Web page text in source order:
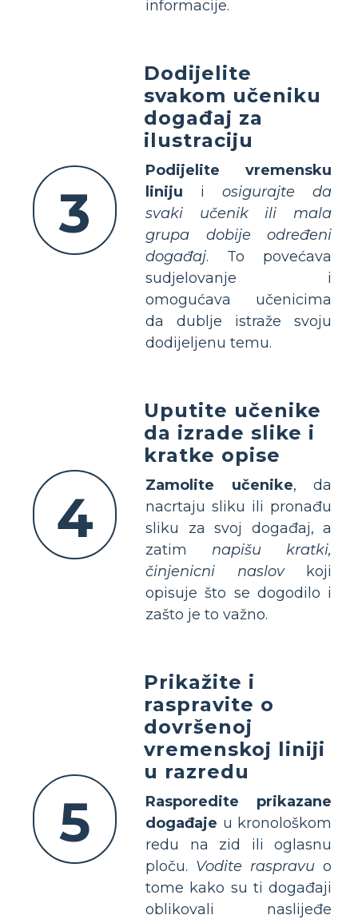
informacije.
3
Dodijelite
svakom učeniku
događaj za
ilustraciju
Podijelite vremensku
liniju i osigurajte da
svaki učenik ili mala
grupa dobije određeni
događaj. To povećava
sudjelovanje i
omogućava učenicima
da dublje istraže svoju
dodijeljenu temu.
4
Uputite učenike
da izrade slike i
kratke opise
Zamolite učenike, da
nacrtaju sliku ili pronađu
sliku za svoj događaj, a
zatim napišu kratki,
činjenicni naslovkoji
opisuje što se dogodilo i
zašto je to važno.
5
Prikažite i
raspravite o
dovršenoj
vremenskoj liniji
u razredu
Rasporedite prikazane
događaje u kronološkom
redu na zid ili oglasnu
ploču. Vodite raspravu o
tome kako su ti događaji
oblikovali naslijeđe